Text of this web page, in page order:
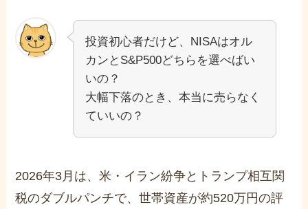
投資初心者だけど、NISAはオル
カンとS&P500どちらを選べばい
いの？
大幅下落のとき、本当に売らなく
ていいの？
2026年3月は、米・イラン紛争とトランプ相互関
税のダブルパンチで、世帯資産が約520万円の評